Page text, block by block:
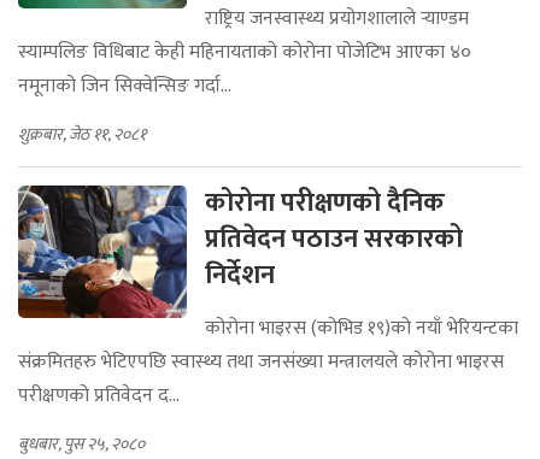
राष्ट्रिय जनस्वास्थ्य प्रयोगशालाले र्‍याण्डम
स्याम्पलिङ विधिबाट केही महिनायताको कोरोना पोजेटिभ आएका ४०
नमूनाको जिन सिक्वेन्सिङ गर्दा...
शुक्रबार, जेठ ११, २०८१
कोरोना परीक्षणको दैनिक
प्रतिवेदन पठाउन सरकारको
निर्देशन
कोरोना भाइरस (कोभिड १९)को नयाँ भेरियन्टका
संक्रमितहरु भेटिएपछि स्वास्थ्य तथा जनसंख्या मन्त्रालयले कोरोना भाइरस
परीक्षणको प्रतिवेदन द...
बुधबार, पुस २५, २०८०